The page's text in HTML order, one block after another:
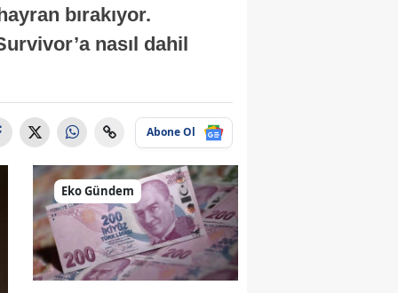
bırakıyor.
nasıl dahil
Abone Ol
Eko Gündem